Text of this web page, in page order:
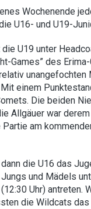
Wochenende
U16- und U19-
die U19 unter
Games” des
einem
Die beiden
Allgäuer war
Partie am
die U16 das
und Mädels
(12:30 Uhr)
die Wildcats